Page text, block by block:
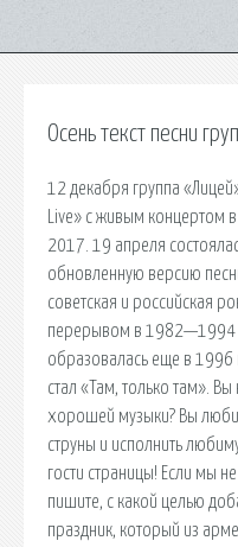
Осень текст песни
12 декабря группа
Live» с живым концертом
2017. 19 апреля
обновленную версию
советская и российская
перерывом в 1982—1994
образовалась еще в 1996
стал «Там, только там».
хорошей музыки? Вы
струны и исполнить
гости страницы! Если мы
пишите, с какой целью
праздник, который из